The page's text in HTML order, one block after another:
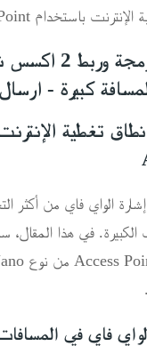
كبيرة -
تغطية
الواي فاي من أكثر
في هذا المقال،
فاي في المسافات